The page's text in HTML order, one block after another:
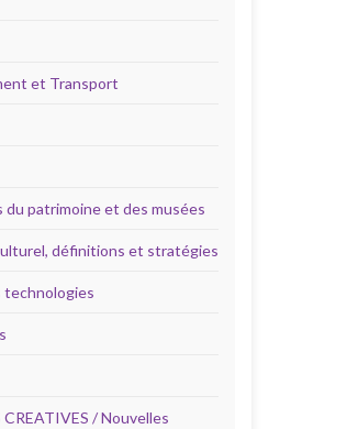
et Transport
patrimoine et des musées
définitions et stratégies
technologies
/ Nouvelles